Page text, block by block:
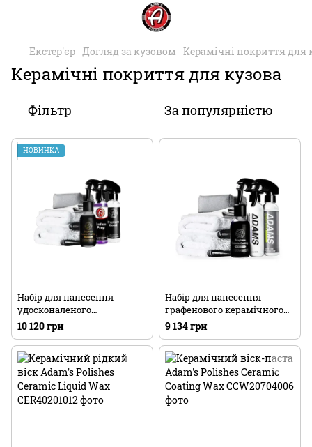
Екстер'єр Догляд за кузовом Керамічні покриття для
Керамічні покриття для кузова
Фільтр За популярністю
НОВИНКА
Набір для нанесення
удосконаленого
графенового керамічного
покриття Adam's Polishes
Graphene Ceramic Coating
Advanced Kit
10 120 грн
Набір для нанесення
графенового керамічного
покриття Adam's Polishes
Graphene Ceramic Coating Kit
9 134 грн